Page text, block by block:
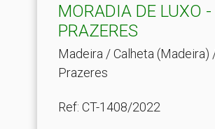
MORADIA DE LUXO -
PRAZERES
Madeira / Calheta (Madeira)
Prazeres
Ref: CT-1408/2022